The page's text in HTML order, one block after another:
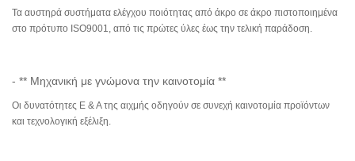
Τα αυστηρά συστήματα ελέγχου ποιότητας από άκρο σε άκρο πιστοποιημένα
στο πρότυπο ISO9001, από τις πρώτες ύλες έως την τελική παράδοση.
- ** Μηχανική με γνώμονα την καινοτομία **
Οι δυνατότητες Ε & Α της αιχμής οδηγούν σε συνεχή καινοτομία προϊόντων
και τεχνολογική εξέλιξη.